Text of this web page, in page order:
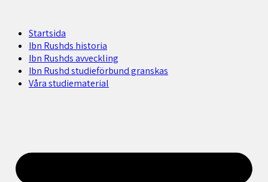
Startsida
Ibn Rushds historia
Ibn Rushds avveckling
Ibn Rushd studieförbund granskas​
Våra studiematerial